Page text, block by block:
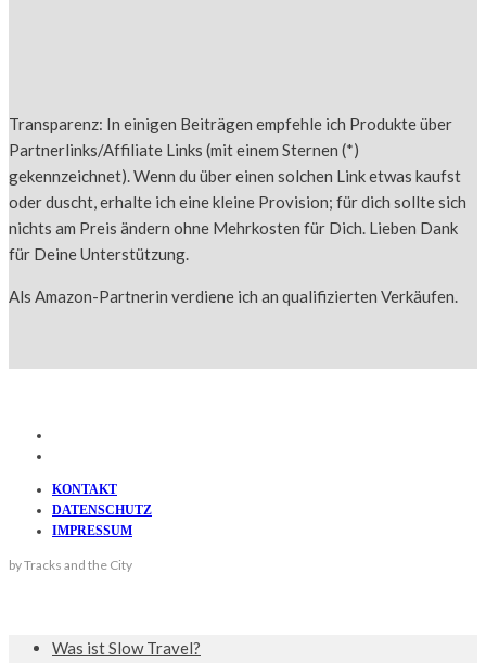
Transparenz: In einigen Beiträgen empfehle ich Produkte über
Partnerlinks/Affiliate Links (mit einem Sternen (*)
gekennzeichnet). Wenn du über einen solchen Link etwas kaufst
oder duscht, erhalte ich eine kleine Provision; für dich sollte sich
nichts am Preis ändern ohne Mehrkosten für Dich. Lieben Dank
für Deine Unterstützung.
Als Amazon-Partnerin verdiene ich an qualifizierten Verkäufen.
KONTAKT
DATENSCHUTZ
IMPRESSUM
by Tracks and the City
Was ist Slow Travel?